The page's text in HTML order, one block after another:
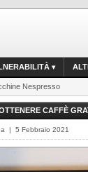
Nespresso
CAFFÈ
| 5 Febbraio 2021